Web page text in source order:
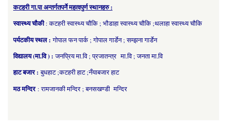
कटहरी गा.पा अन्तर्गतपर्ने महत्वपुर्ण स्थानहरु :
स्वास्थ्य चौकी: कटहरी स्वास्थ्य चौकि ; भौडाहा स्वास्थ्य चौकि ;थलाहा स्वास्थ्य चौकि
पर्यटकीय स्थल :गोपाल फन पार्क ; गोपाल गार्डेन ; सम्झना गार्डेन
विद्यालय (मा.वि ) :जनप्रिय मा.वि ; प्रजातन्त्र मा.वि ; जनता मा.वि
हाट बजार :बुधहाट ;कटहरी हाट ;नँयाबजार हाट
मठ मन्दिर : रामजानकी मन्दिर ; बनसखण्डी मन्दिर